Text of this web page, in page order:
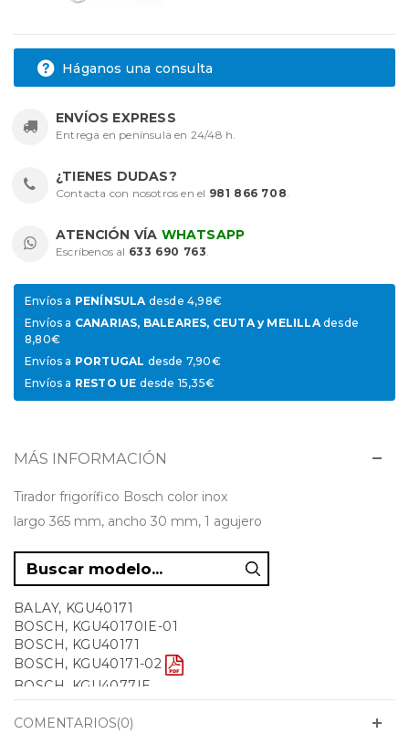
Háganos una consulta
ENVÍOS EXPRESS
Entrega en península en 24/48 h.
¿TIENES DUDAS?
Contacta con nosotros en el 981 866 708.
ATENCIÓN VÍA WHATSAPP
Escríbenos al 633 690 763.
Envíos a PENÍNSULAdesde 4,98€
Envíos a CANARIAS, BALEARES, CEUTA y MELILLAdesde
8,80€
Envíos a PORTUGAL desde 7,90€
Envíos a RESTO UE desde 15,35€
MÁS INFORMACIÓN
Tirador frigorífico Bosch color inox
largo 365 mm, ancho 30 mm, 1 agujero
BALAY, KGU40171
BOSCH, KGU40170IE-01
BOSCH, KGU40171
BOSCH, KGU40171-02
BOSCH, KGU4077IE
BOSCH, KSU40640IE-10
LG, KGU401701E
COMENTARIOS(0)